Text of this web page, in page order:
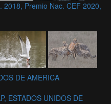
2018, Premio Nac. CEF 2020,
DE AMERICA
ESTADOS UNIDOS DE